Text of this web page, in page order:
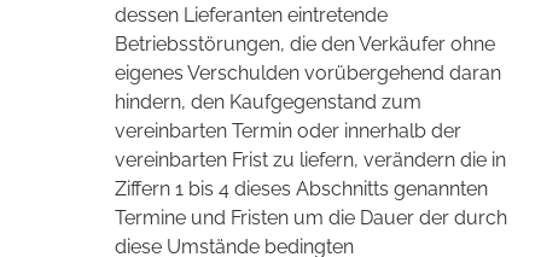
dessen Lieferanten eintretende
Betriebsstörungen, die den Verkäufer ohne
eigenes Verschulden vorübergehend daran
hindern, den Kaufgegenstand zum
vereinbarten Termin oder innerhalb der
vereinbarten Frist zu liefern, verändern die in
Ziffern 1 bis 4 dieses Abschnitts genannten
Termine und Fristen um die Dauer der durch
diese Umstände bedingten